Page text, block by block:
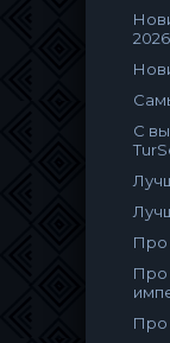
2026
С
Про
Про
Про